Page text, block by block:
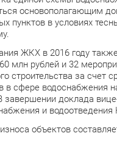
основополагающим
пунктов в условиях
ЖКХ в 2016 году
млн рублей и 32
строительства за
в сфере водоснабжения
доклада
и
объектов